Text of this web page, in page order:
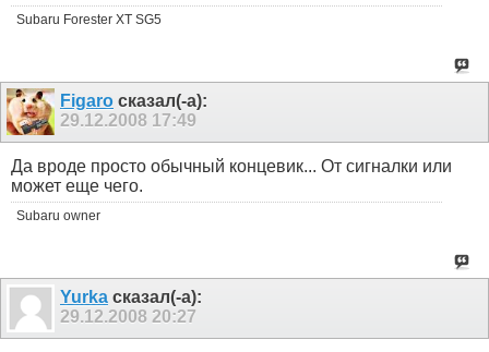
Subaru Forester XT SG5
Figaro сказал(-а):
29.12.2008 17:49
Да вроде просто обычный концевик... От сигналки или
может еще чего.
Subaru owner
Yurka сказал(-а):
29.12.2008 20:27